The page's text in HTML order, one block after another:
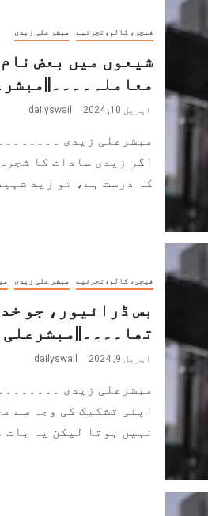
فیچر، کالم،تجزئیے مبشر علی زیدی
شیعوں میں بعض
اپریل 10, 2024 dailyswail
مبشرعلی زیدی
اگر زیدی سادات کا
کہ درست ہے، تو زید
فیچر، کالم،تجزئیے مبشر علی زیدی
بس ڈرائیور، جو
تھا۔۔۔۔||مبشرعلی
اپریل 9, 2024 dailyswail
مبشرعلی زیدی
اپنی تشکیک کی وجہ سے
نہیں ہوتا لیکن یہ بات